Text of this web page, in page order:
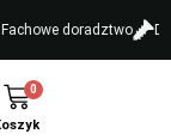
Fachowe doradztwo
0